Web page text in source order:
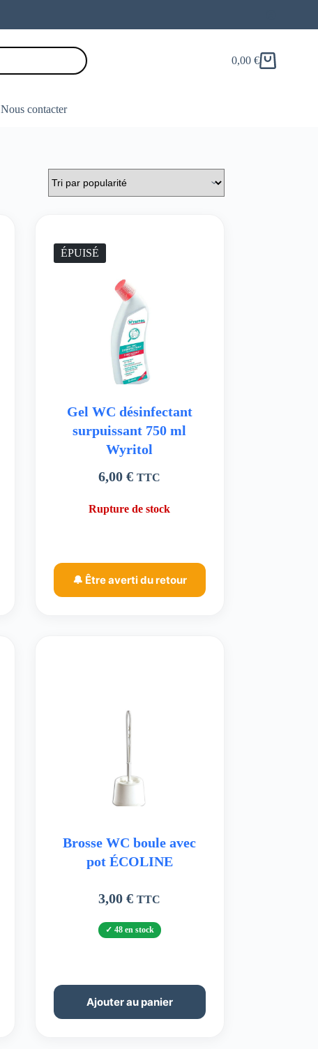
Panier
0,00 €
Nous contacter
ÉPUISÉ
Gel WC désinfectant
surpuissant 750 ml
Wyritol
6,00€ TTC
Rupture de stock
🔔 Être averti du retour
Brosse WC boule avec
pot ÉCOLINE
3,00€ TTC
48 en stock
Ajouter au panier